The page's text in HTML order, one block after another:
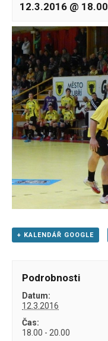
12.3.2016 @ 18.00
+ KALENDÁŘ GOOGLE
Podrobnosti
Datum:
12.3.2016
Čas:
18.00 - 20.00